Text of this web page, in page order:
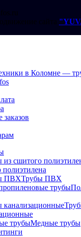
сайта
в Коломне —
полиэтилена
Трубы ПВХ
Медные трубы